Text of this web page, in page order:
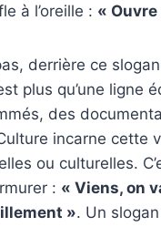
à l’oreille : «
derrière ce
plus qu’une ligne
des
incarne cette
ou culturelles.
: « Viens, on
». Un